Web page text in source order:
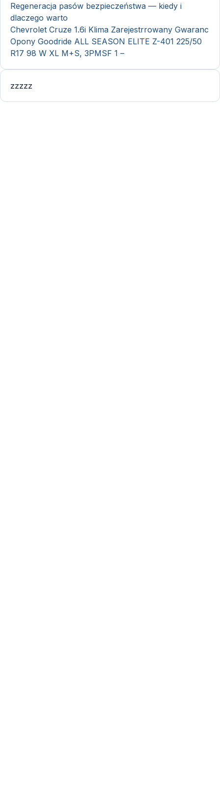
Regeneracja pasów bezpieczeństwa — kiedy i
dlaczego warto
Chevrolet Cruze 1.6i Klima Zarejestrrowany Gwaranc
Opony Goodride ALL SEASON ELITE Z-401 225/50
R17 98 W XL M+S, 3PMSF 1 –
zzzzz